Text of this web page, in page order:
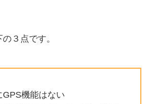
３点です。
GPS機能はない